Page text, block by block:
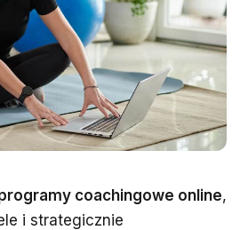
coachingowe online,
i strategicznie